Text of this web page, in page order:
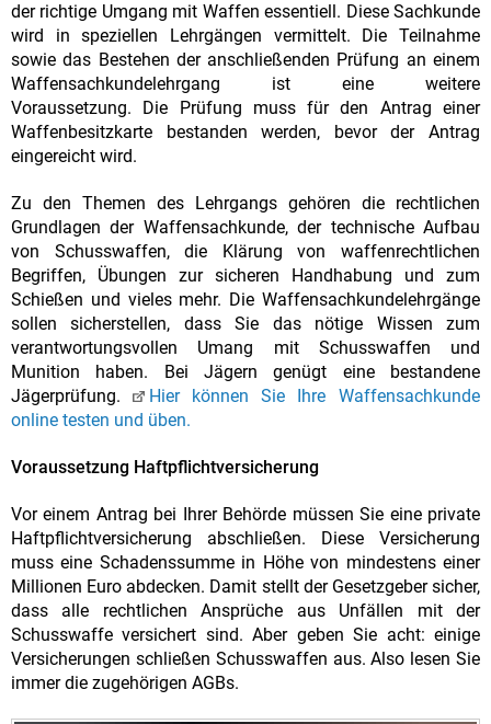
der richtige Umgang mit Waffen essentiell. Diese Sachkunde
wird in speziellen Lehrgängen vermittelt. Die Teilnahme
sowie das Bestehen der anschließenden Prüfung an einem
Waffensachkundelehrgang ist eine weitere
Voraussetzung. Die Prüfung muss für den Antrag einer
Waffenbesitzkarte bestanden werden, bevor der Antrag
eingereicht wird.
Zu den Themen des Lehrgangs gehören die rechtlichen
Grundlagen der Waffensachkunde, der technische Aufbau
von Schusswaffen, die Klärung von waffenrechtlichen
Begriffen, Übungen zur sicheren Handhabung und zum
Schießen und vieles mehr. Die Waffensachkundelehrgänge
sollen sicherstellen, dass Sie das nötige Wissen zum
verantwortungsvollen Umang mit Schusswaffen und
Munition haben. Bei Jägern genügt eine bestandene
Jägerprüfung.
Hier können Sie Ihre Waffensachkunde
online testen und üben.
Voraussetzung Haftpflichtversicherung
Vor einem Antrag bei Ihrer Behörde müssen Sie eine private
Haftpflichtversicherung abschließen. Diese Versicherung
muss eine Schadenssumme in Höhe von mindestens einer
Millionen Euro abdecken. Damit stellt der Gesetzgeber sicher,
dass alle rechtlichen Ansprüche aus Unfällen mit der
Schusswaffe versichert sind. Aber geben Sie acht: einige
Versicherungen schließen Schusswaffen aus. Also lesen Sie
immer die zugehörigen AGBs.